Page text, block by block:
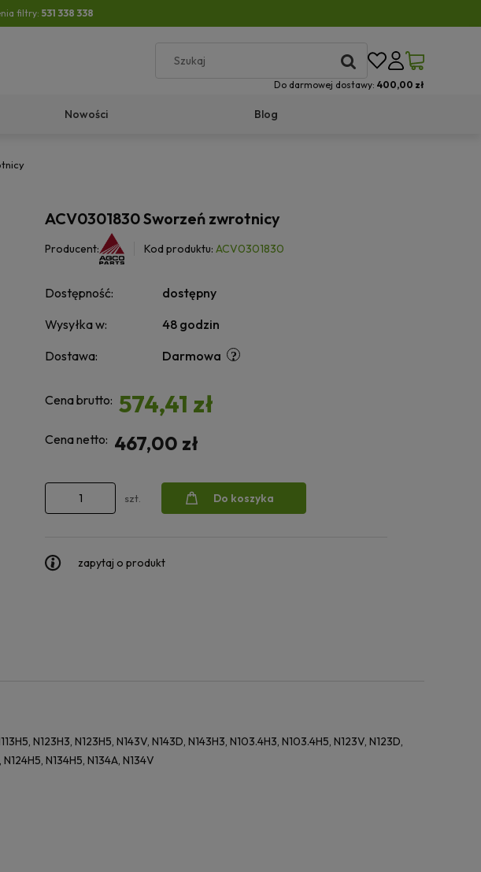
filtry: 531 338 338
Do darmowej dostawy: 400,00 zł
Nowości Blog
ACV0301830 Sworzeń zwrotnicy
Producent: Kod produktu: ACV0301830
Dostępność:
dostępny
Wysyłka w:
48 godzin
Dostawa:
Darmowa
Cena brutto: 574,41 zł
Cena netto: 467,00 zł
szt. Do koszyka
zapytaj o produkt
N123H3, N123H5, N143V, N143D, N143H3, N103.4H3, N103.4H5, N123V, N123D,
N134H5, N134A, N134V